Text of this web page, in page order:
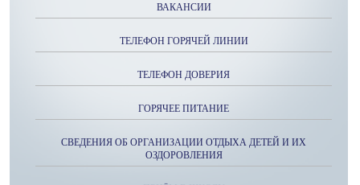
ВАКАНСИИ
ТЕЛЕФОН ГОРЯЧЕЙ ЛИНИИ
ТЕЛЕФОН ДОВЕРИЯ
ГОРЯЧЕЕ ПИТАНИЕ
СВЕДЕНИЯ ОБ ОРГАНИЗАЦИИ ОТДЫХА ДЕТЕЙ И ИХ
ОЗДОРОВЛЕНИЯ